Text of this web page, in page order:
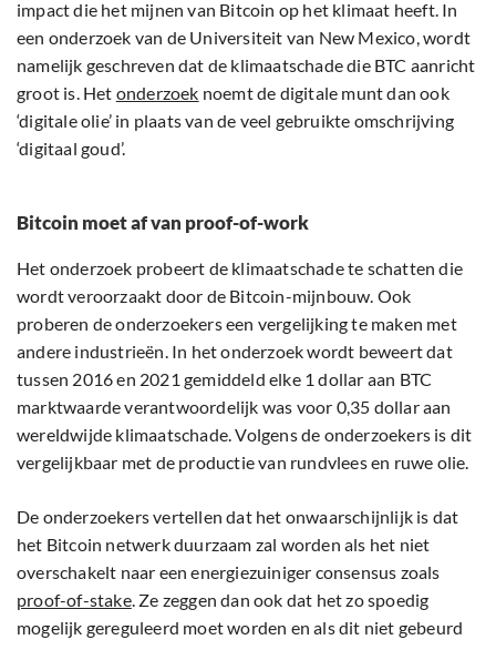
impact die het mijnen van Bitcoin op het klimaat heeft. In
een onderzoek van de Universiteit van New Mexico, wordt
namelijk geschreven dat de klimaatschade die BTC aanricht
groot is. Het onderzoek noemt de digitale munt dan ook
‘digitale olie’ in plaats van de veel gebruikte omschrijving
‘digitaal goud’.
Bitcoin moet af van proof-of-work
Het onderzoek probeert de klimaatschade te schatten die
wordt veroorzaakt door de Bitcoin-mijnbouw. Ook
proberen de onderzoekers een vergelijking te maken met
andere industrieën. In het onderzoek wordt beweert dat
tussen 2016 en 2021 gemiddeld elke 1 dollar aan BTC
marktwaarde verantwoordelijk was voor 0,35 dollar aan
wereldwijde klimaatschade. Volgens de onderzoekers is dit
vergelijkbaar met de productie van rundvlees en ruwe olie.
De onderzoekers vertellen dat het onwaarschijnlijk is dat
het Bitcoin netwerk duurzaam zal worden als het niet
overschakelt naar een energiezuiniger consensus zoals
proof-of-stake. Ze zeggen dan ook dat het zo spoedig
mogelijk gereguleerd moet worden en als dit niet gebeurd